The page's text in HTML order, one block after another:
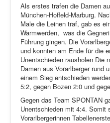
Als erstes trafen die Damen
München-Hoffeld-Marburg.
Male die Leinen traf, gab es
Warmwerden, was die
Führung gingen. Die
und konnten am Ende für die
Unentschieden rausholen Die
Damen aus Vorarlberger rund
einem Sieg entschieden
5:2, gegen Bozen 2:0 und
Gegen das Team SPONTAN
Unentschieden mit 4:4. Somit
Vorarlbergerinnen